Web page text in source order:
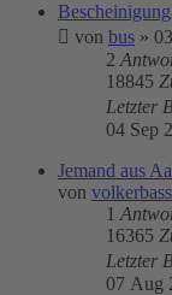
von bus »
2
18845
Letzter
04 Sep
Jemand aus
von
1
16365
Letzter
07 Aug